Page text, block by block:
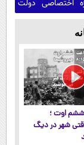
اختصاصی دولت
کند از رهبری
ساعت ۸:۱۵ ششم اوت ؛
شهر در دیگ